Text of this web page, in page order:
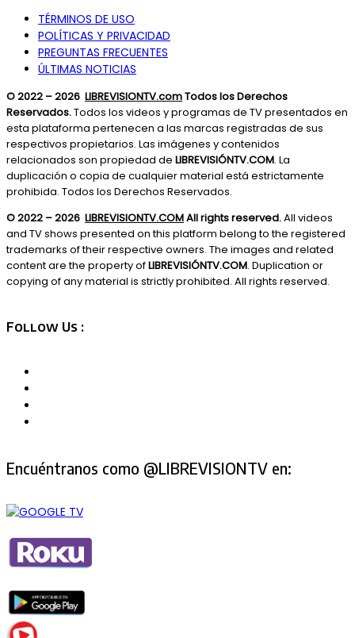
TÉRMINOS DE USO
POLÍTICAS Y PRIVACIDAD
PREGUNTAS FRECUENTES
ÚLTIMAS NOTICIAS
© 2022 – 2026 LIBREVISIONTV.comTodos los Derechos
Reservados.Todos los videos y programas de TV presentados en
esta plataforma pertenecen a las marcas registradas de sus
respectivos propietarios. Las imágenes y contenidos
relacionados son propiedad de LIBREVISIÓNTV.COM. La
duplicación o copia de cualquier material está estrictamente
prohibida. Todos los Derechos Reservados.
© 2022 – 2026 LIBREVISIONTV.COMAll rights reserved.All videos
and TV shows presented on this platform belong to the registered
trademarks of their respective owners. The images and related
content are the property ofLIBREVISIÓNTV.COM. Duplication or
copying of any material is strictly prohibited. All rights reserved.
Follow Us :
Encuéntranos como @LIBREVISIONTV en: